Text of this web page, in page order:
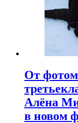
От
Алёна
в новом